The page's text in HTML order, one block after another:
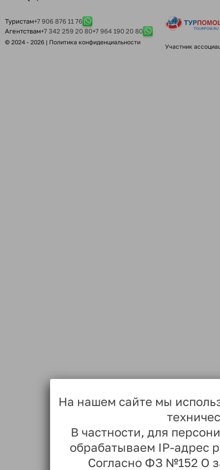
Туристам+7 906 876 11 76
Агентствам+7 342 259 20 80+7 964 190 20 80
© 2024 - 2026 | Политика конфиденциальности
Участник
На нашем сайте мы
В частности, для
обрабатываем IP-адрес
Согласно ФЗ №152 О